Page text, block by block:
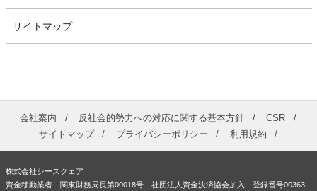
サイトマップ
会社案内 反社会的勢力への対応に関する基本方針
CSR
サイトマップ
プライバシーポリシー 利用規約
株式会社シースクェア
資金移動業者 関東財務局長第00018号 社団法人資金決済協会加入 登録番号00363